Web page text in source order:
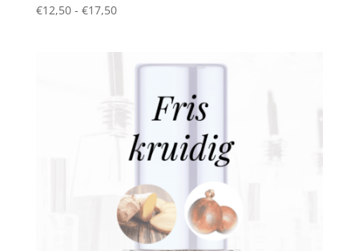
€12,50 - €17,50Prijsklasse:
€17,50